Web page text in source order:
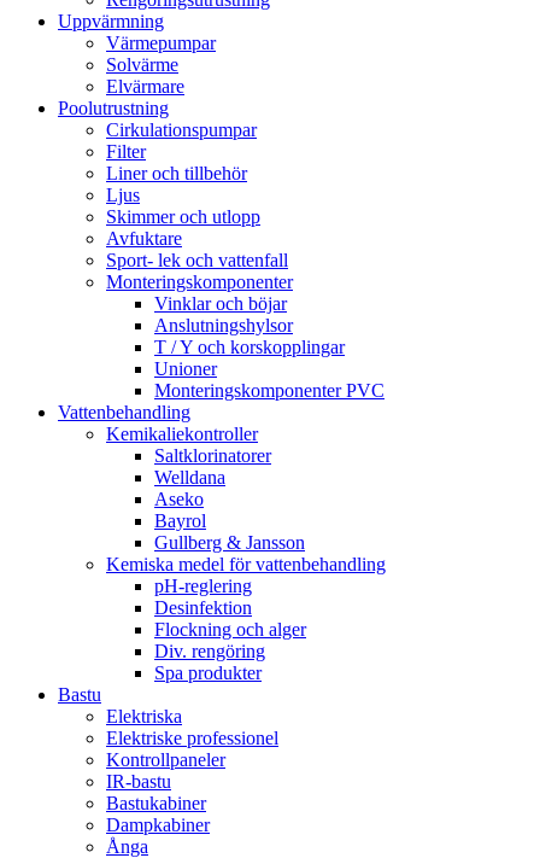
Uppvärmning
Värmepumpar
Solvärme
Elvärmare
Poolutrustning
Cirkulationspumpar
Filter
Liner och tillbehör
Ljus
Skimmer och utlopp
Avfuktare
Sport- lek och vattenfall
Monteringskomponenter
Vinklar och böjar
Anslutningshylsor
T / Y och korskopplingar
Unioner
Monteringskomponenter PVC
Vattenbehandling
Kemikaliekontroller
Saltklorinatorer
Welldana
Aseko
Bayrol
Gullberg & Jansson
Kemiska medel för vattenbehandling
pH-reglering
Desinfektion
Flockning och alger
Div. rengöring
Spa produkter
Bastu
Elektriska
Elektriske professionel
Kontrollpaneler
IR-bastu
Bastukabiner
Dampkabiner
Ånga